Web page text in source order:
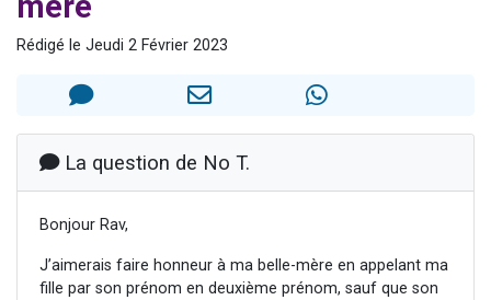
Ariel vient de donner son Maasser
Rédigé le Jeudi 2 Février 2023
La question de No T.
Bonjour Rav,
J’aimerais faire honneur à ma belle-mère en appelant ma
fille par son prénom en deuxième prénom, sauf que son